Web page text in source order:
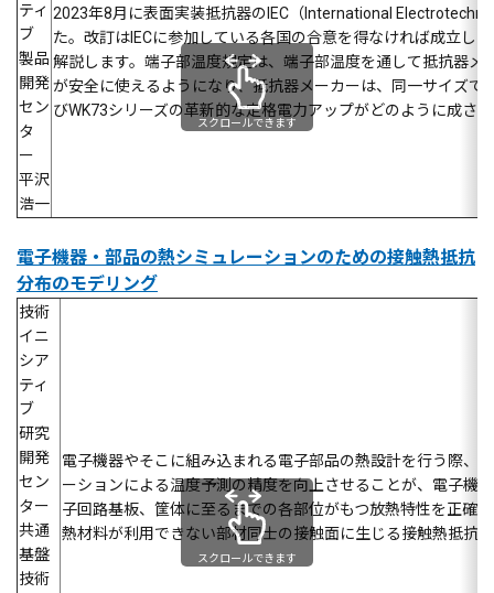
ティ
ブ
製品
開発
セン
タ
ー
平沢
浩一
2023年8月に表面実装抵抗器のIEC（International
た。改訂はIECに参加している各国の合意を得なければ成立し
解説します。端子部温度規定は、端子部温度を通して抵抗器
が安全に使えるようになり、抵抗器メーカーは、同一サイズ
びWK73シリーズの革新的な定格電力アップがどのように成さ
スクロールできます
電子機器・部品の熱シミュレーションのための接触熱抵抗
分布のモデリング
技術
イニ
シア
ティ
ブ
研究
開発
セン
ター
共通
基盤
技術
電子機器やそこに組み込まれる電子部品の熱設計を行う際、
ーションによる温度予測の精度を向上させることが、電子機
子回路基板、筐体に至るまでの各部位がもつ放熱特性を正確
熱材料が利用できない部材同士の接触面に生じる接触熱抵抗
スクロールできます